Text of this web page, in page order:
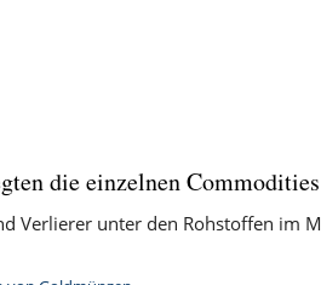
überlegen, ob Sie es sich
einzugehen, Ihr Geld zu
Nguyen / Shutterstock.com,cherezoff /